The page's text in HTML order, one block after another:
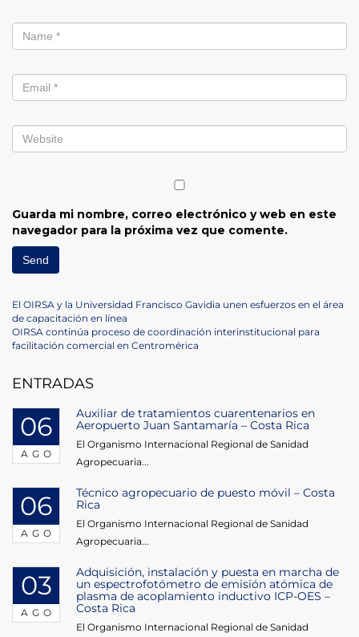
Guarda mi nombre, correo electrónico y web en este
navegador para la próxima vez que comente.
Navegación
de
Previous
Post
El OIRSA y la Universidad Francisco Gavidia unen esfuerzos en el área
de capacitación en línea
Next
Post
OIRSA continúa proceso de coordinación interinstitucional para
facilitación comercial en Centromérica
ENTRADAS
06
AGO
Auxiliar de tratamientos cuarentenarios en
Aeropuerto Juan Santamaría – Costa Rica
El Organismo Internacional Regional de Sanidad
Agropecuaria...
06
AGO
Técnico agropecuario de puesto móvil – Costa
Rica
El Organismo Internacional Regional de Sanidad
Agropecuaria...
03
AGO
Adquisición, instalación y puesta en marcha de
un espectrofotómetro de emisión atómica de
plasma de acoplamiento inductivo ICP-OES –
Costa Rica
El Organismo Internacional Regional de Sanidad